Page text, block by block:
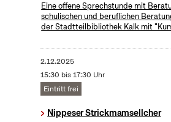
Eine offene Sprechstunde mit
schulischen und beruflichen
der Stadtteilbibliothek Kalk mit
2.12.2025
15:30 bis 17:30 Uhr
Eintritt frei
Nippeser Strickmamsellcher